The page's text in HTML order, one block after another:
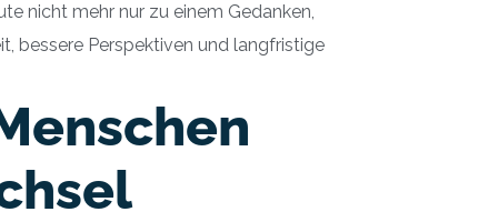
nicht mehr nur zu einem Gedanken,
bessere Perspektiven und langfristige